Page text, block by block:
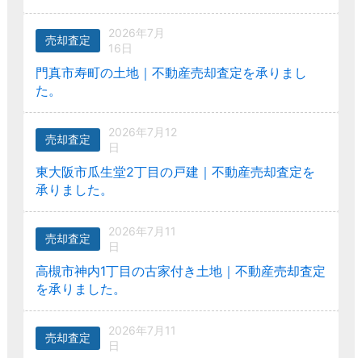
売却査定
2026年7月
16日
門真市寿町の土地｜不動産売却査定を承りまし
た。
売却査定
2026年7月12
日
東大阪市瓜生堂2丁目の戸建｜不動産売却査定を
承りました。
売却査定
2026年7月11
日
高槻市神内1丁目の古家付き土地｜不動産売却査定
を承りました。
売却査定
2026年7月11
日